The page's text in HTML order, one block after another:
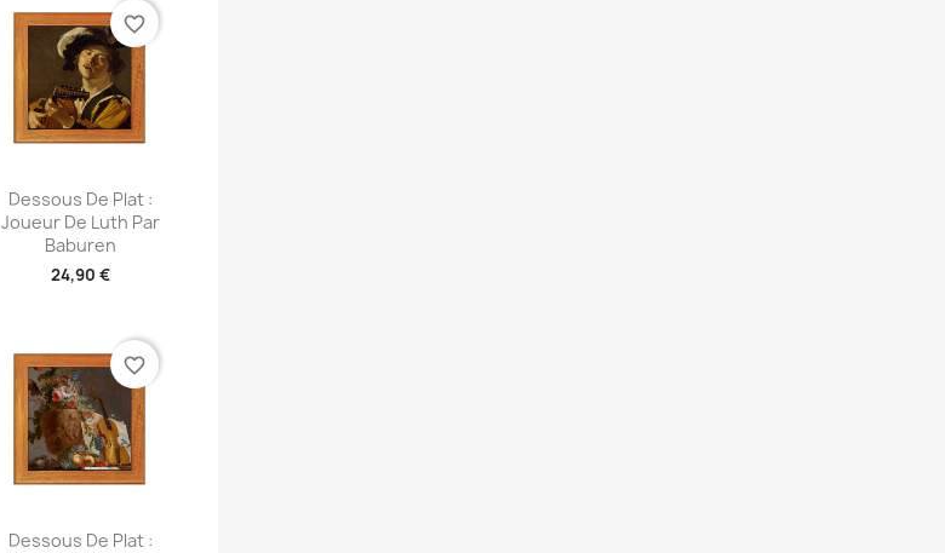
Aperçu rapide
Dessous De Plat :
Joueur De Luth Par
Baburen
24,90 €
favorite_border
Aperçu rapide
Dessous De Plat :
favorite_border